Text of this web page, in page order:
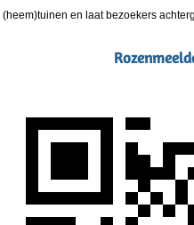
en laat bezoekers